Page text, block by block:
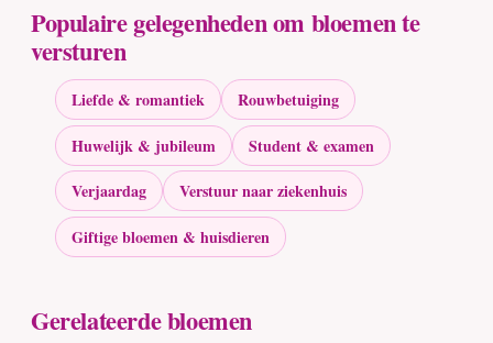
Populaire gelegenheden om bloemen te
versturen
Liefde & romantiek
Rouwbetuiging
Huwelijk & jubileum
Student & examen
Verjaardag
Verstuur naar ziekenhuis
Giftige bloemen & huisdieren
Gerelateerde bloemen